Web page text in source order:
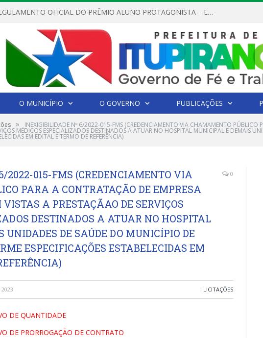
REGULAMENTO OFICIAL DO PRÊMIO ALUNO PROTAGONISTA – EDIÇÃO 2026
O MUNICÍPIO O GOVERNO PUBLICAÇÕES
» INEXIGIBILIDADE Nº 6/2022-015-FMS (CREDENCIAMENTO VIA CHAMAMENTO PÚBLICO
MÉDICOS ESPECIALIZADOS DESTINADOS A ATUAR NO HOSPITAL MUNICIPAL E DEMAIS
EM EDITAL E TERMO DE REFERÊNCIA)
2022-015-FMS (CREDENCIAMENTO VIA
PARA A CONTRATAÇÃO DE EMPRESA
A PRESTAÇÃAO DE SERVIÇOS
DESTINADOS A ATUAR NO HOSPITAL
DE SAÚDE DO MUNICÍPIO DE
ESPECIFICAÇÕES ESTABELECIDAS EM
0
2023 LICITAÇÕES
DE QUANTIDADE
DE PRORROGAÇÃO DE CONTRATO